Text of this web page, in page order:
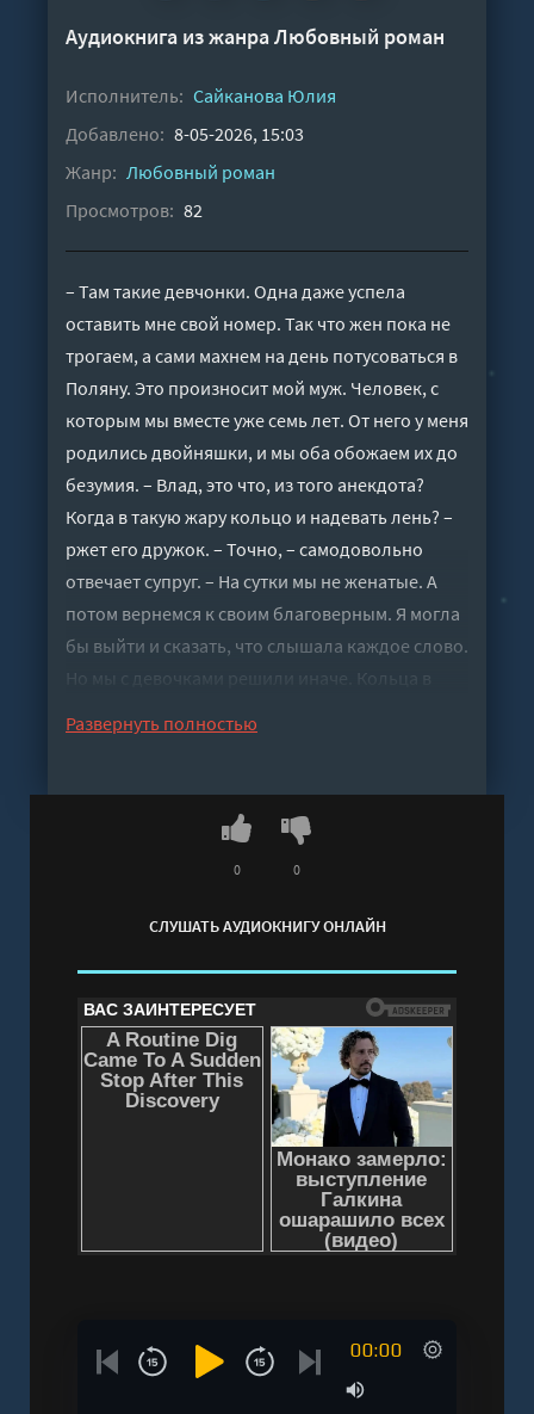
Аудиокнига из жанраЛюбовный роман
Исполнитель: Сайканова Юлия
Добавлено: 8-05-2026, 15:03
Жанр: Любовный роман
Просмотров: 82
– Там такие девчонки. Одна даже успела
оставить мне свой номер. Так что жен пока не
трогаем, а сами махнем на день потусоваться в
Поляну. Это произносит мой муж. Человек, с
которым мы вместе уже семь лет. От него у меня
родились двойняшки, и мы оба обожаем их до
безумия. – Влад, это что, из того анекдота?
Когда в такую жару кольцо и надевать лень? –
ржет его дружок. – Точно, – самодовольно
отвечает супруг. – На сутки мы не женатые. А
потом вернемся к своим благоверным. Я могла
бы выйти и сказать, что слышала каждое слово.
Но мы с девочками решили иначе. Кольца в
Амелия Борн" онлайн бесплатно без
регистрации - полная версия
Развернуть полностью
СЛУШАТЬ АУДИОКНИГУ ОНЛАЙН
0 0
00:00